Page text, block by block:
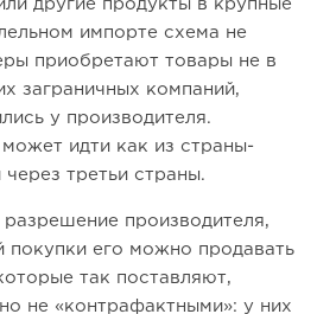
другие продукты в крупные
импорте схема не
приобретают товары не в
заграничных компаний,
у производителя.
может идти как из страны-
третьи страны.
производителя,
покупки его можно продавать
так поставляют,
не «контрафактными»: у них